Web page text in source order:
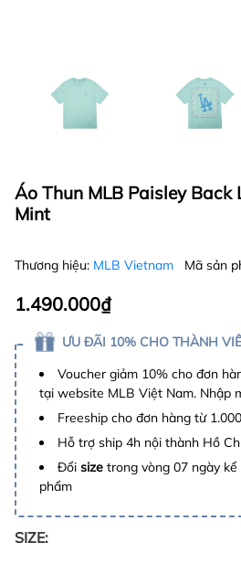
Áo Thun MLB Paisley Back
Mint
Thương hiệu: MLB Vietnam Mã sản
1.490.000₫
ƯU ĐÃI 10% CHO THÀNH
Voucher giảm 10% cho đơn
tại website MLB Việt Nam. Nhập
Freeship cho đơn hàng từ
Hỗ trợ ship 4h nội thành Hồ
Đổi size trong vòng 07 ngày
phẩm
SIZE: